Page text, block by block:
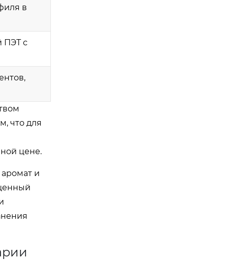
в
ПЭТ с
что для
цене.
и